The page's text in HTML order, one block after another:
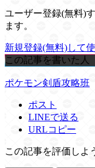
ユーザー登録(無料)
ます。
新規登録(無料)して
この記事を書いた人
ポケモン剣盾攻略班
ポスト
LINEで送る
URLコピー
この記事を評価しよ